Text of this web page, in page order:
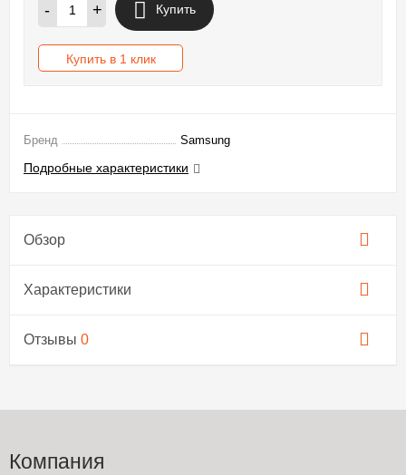
- + Купить
Купить в 1 клик
Бренд Samsung
Подробные характеристики
Обзор
Характеристики
Отзывы 0
Компания